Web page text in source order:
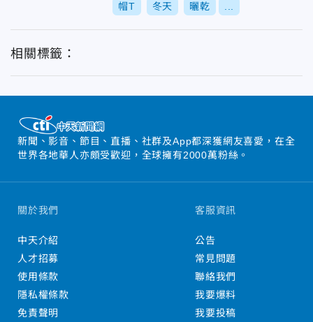
帽T 冬天 曬乾
相關標籤：
新聞、影音、節目、直播、社群及App都深獲網友喜愛，在全
世界各地華人亦頗受歡迎，全球擁有2000萬粉絲。
關於我們
中天介紹
人才招募
使用條款
隱私權條款
免責聲明
客服資訊
公告
常見問題
聯絡我們
我要爆料
我要投稿